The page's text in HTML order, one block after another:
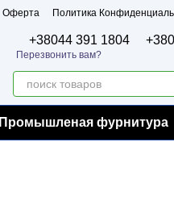
Оферта Политика
+38044 391 1804
Перезвонить вам?
Промышленая фурнитура